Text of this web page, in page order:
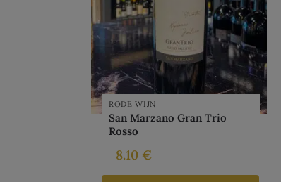
RODE WIJN
San Marzano Gran Trio
Rosso
8.10 €